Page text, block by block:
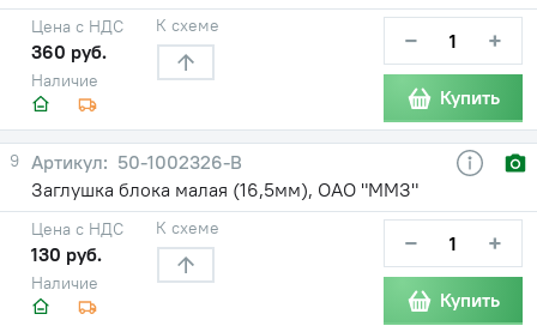
Наличие
Цена с НДС
360 руб.
К схеме − +
Купить
9
50-1002326-В
Заглушка блока малая (16,5мм), ОАО "ММЗ"
Наличие
Цена с НДС
130 руб.
К схеме − +
Купить